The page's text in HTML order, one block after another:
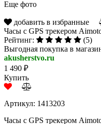
Еще фото
добавить в избранные
Часы с GPS трекером
Рейтинг:
(5)
Выгодная покупка в
akusherstvo.ru
1 490 ₽
Купить
Артикул: 1413203
Часы с GPS трекером